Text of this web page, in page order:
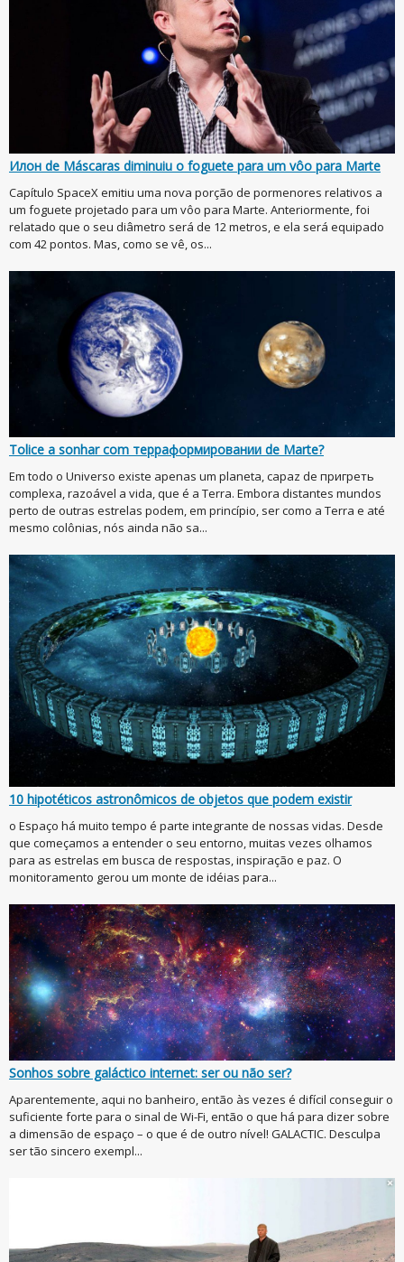
Илон de Máscaras diminuiu o foguete para um vôo para Marte
Capítulo SpaceX emitiu uma nova porção de pormenores relativos a
um foguete projetado para um vôo para Marte. Anteriormente, foi
relatado que o seu diâmetro será de 12 metros, e ela será equipado
com 42 pontos. Mas, como se vê, os...
Tolice a sonhar com терраформировании de Marte?
Em todo o Universo existe apenas um planeta, capaz de пригреть
complexa, razoável a vida, que é a Terra. Embora distantes mundos
perto de outras estrelas podem, em princípio, ser como a Terra e até
mesmo colônias, nós ainda não sa...
10 hipotéticos astronômicos de objetos que podem existir
o Espaço há muito tempo é parte integrante de nossas vidas. Desde
que começamos a entender o seu entorno, muitas vezes olhamos
para as estrelas em busca de respostas, inspiração e paz. O
monitoramento gerou um monte de idéias para...
Sonhos sobre galáctico internet: ser ou não ser?
Aparentemente, aqui no banheiro, então às vezes é difícil conseguir o
suficiente forte para o sinal de Wi-Fi, então o que há para dizer sobre
a dimensão de espaço – o que é de outro nível! GALACTIC. Desculpa
ser tão sincero exempl...